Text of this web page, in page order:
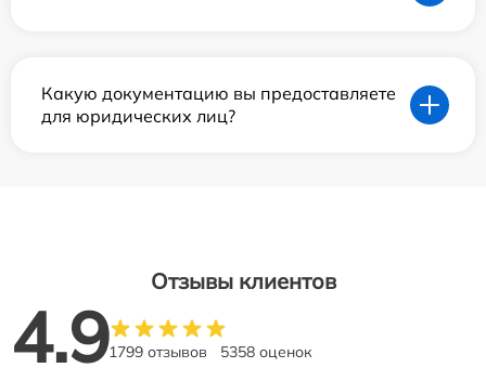
Какую документацию вы предоставляете
для юридических лиц?
Отзывы клиентов
4.91799 отзывов 5358 оценок